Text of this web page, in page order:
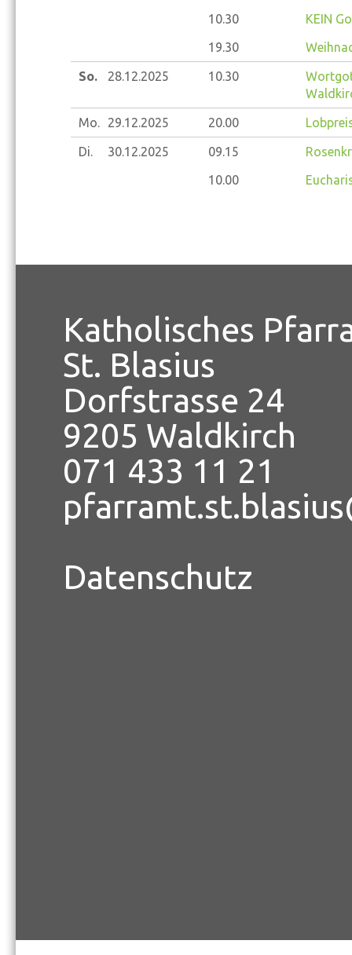
10.30
KEIN
19.30
So. 28.12.2025 10.30
Mo. 29.12.2025 20.00
Di. 30.12.2025 09.15
10.00
Katholisches
St. Blasius
Dorfstrasse 24
9205 Waldkirch
071 433 11 21
Datenschutz